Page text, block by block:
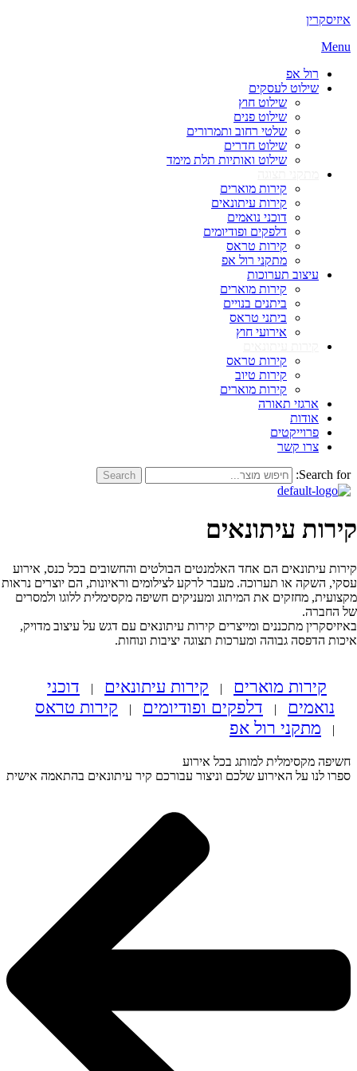
רול אפ
שילוט לעסקים
שילוט חוץ
שילוט פנים
שלטי רחוב ותמרורים
שילוט חדרים
שילוט ואותיות תלת מימד
מתקני תצוגה
קירות מוארים
קירות עיתונאים
דוכני נואמים
דלפקים ופודיומים
קירות טראס
מתקני רול אפ
עיצוב תערוכות
קירות מוארים
ביתנים בנויים
ביתני טראס
אירועי חוץ
קירות עיתונאים
קירות טראס
קירות טיוב
קירות מוארים
ארגזי תאורה
אודות
פרוייקטים
צרו קשר
Search
עיתונאים
עיתונאים הם אחד האלמנטים הבולטים והחשובים בכל כנס, אירוע
השקה או תערוכה. מעבר לרקע לצילומים וראיונות, הם יוצרים נראות
מחזקים את המיתוג ומעניקים חשיפה מקסימלית ללוגו ולמסרים
מתכננים ומייצרים קירות עיתונאים עם דגש על עיצוב מדויק,
הדפסה גבוהה ומערכות תצוגה יציבות ונוחות.
קירות מוארים | קירות עיתונאים |
דוכני
| דלפקים ופודיומים | קירות טראס
מתקני רול אפ
מקסימלית למותג בכל אירוע
לנו על האירוע שלכם וניצור עבורכם קיר עיתונאים בהתאמה אישית